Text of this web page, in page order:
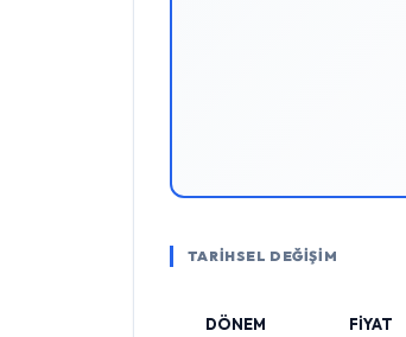
TARİHSEL DEĞİŞİM
DÖNEM FİYAT